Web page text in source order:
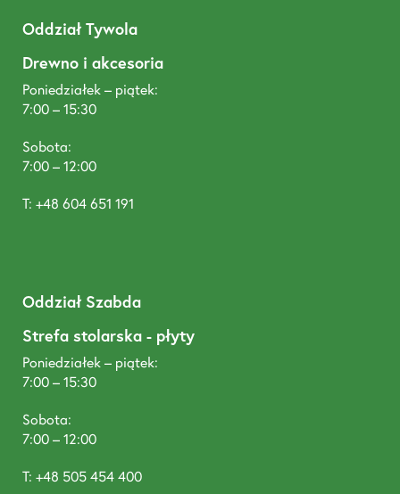
Oddział Tywola
Drewno i akcesoria
Poniedziałek – piątek:
7:00 – 15:30
Sobota:
7:00 – 12:00
T: +48 604 651 191
Oddział Szabda
Strefa stolarska - płyty
Poniedziałek – piątek:
7:00 – 15:30
Sobota:
7:00 – 12:00
T: +48 505 454 400